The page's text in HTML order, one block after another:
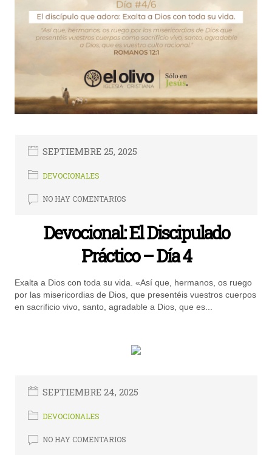
SEPTIEMBRE 25, 2025
DEVOCIONALES
NO HAY COMENTARIOS
Devocional: El Discipulado
Práctico – Día 4
Exalta a Dios con toda su vida. «Así que, hermanos, os ruego
por las misericordias de Dios, que presentéis vuestros cuerpos
en sacrificio vivo, santo, agradable a Dios, que es...
SEPTIEMBRE 24, 2025
DEVOCIONALES
NO HAY COMENTARIOS